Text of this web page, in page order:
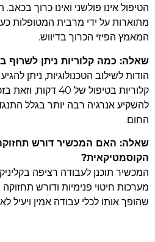
הטיפול אינו פולשני ואינו כרוך
מתוארות על ידי מרבית המטופלות
המאמץ הפיזי הכרוך בדיווש.
שאלה: כמה קלוריות ניתן לשרוף
קלוריות בטיפול של
להשקיע אנרגיה רבה יותר בגלל
החום.
שאלה: האם המכשיר דורש
הקוסמטיקאית?
המכשיר תוכנן לעבודה רציפה
מערכות חיטוי פנימיות ודורש
שהופך אותו לכלי עבודה אמין ויעיל